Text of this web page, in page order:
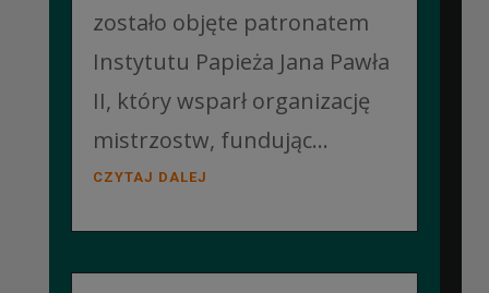
zostało objęte patronatem
Instytutu Papieża Jana Pawła
II, który wsparł organizację
mistrzostw, fundując...
CZYTAJ DALEJ